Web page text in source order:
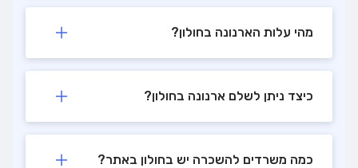
מהי עלות הארנונה בחולון?
כיצד ניתן לשלם ארנונה בחולון?
כמה משרדים להשכרה יש בחולון באתר?